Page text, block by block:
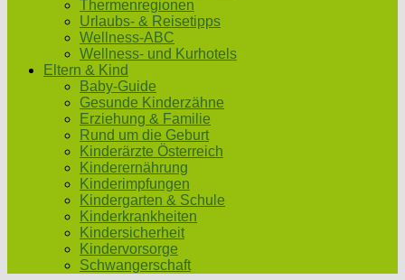
Thermenregionen
Urlaubs- & Reisetipps
Wellness-ABC
Wellness- und Kurhotels
Eltern & Kind
Baby-Guide
Gesunde Kinderzähne
Erziehung & Familie
Rund um die Geburt
Kinderärzte Österreich
Kinderernährung
Kinderimpfungen
Kindergarten & Schule
Kinderkrankheiten
Kindersicherheit
Kindervorsorge
Schwangerschaft